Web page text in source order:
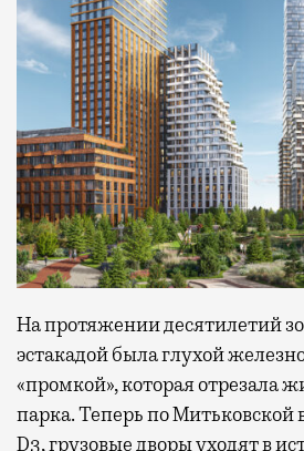
На протяжении десятилетий
эстакадой была глухой
«промкой», которая отрезала
парка. Теперь по Митьковской
D3, грузовые дворы уходят в